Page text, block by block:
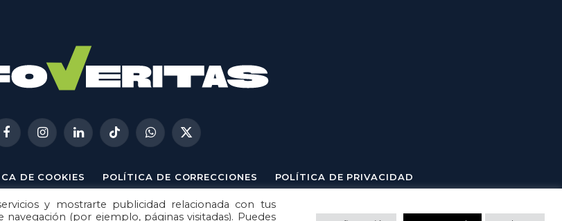
FacebookInstagramLinkedInTikTokWhatsApp
X
(Twitter)
DE COOKIES POLÍTICA DE CORRECCIONES POLÍTICA DE PRIVACIDAD
Metech. Todos los derechos reservados.
y mostrarte publicidad relacionada con tus
(por ejemplo, páginas visitadas). Puedes